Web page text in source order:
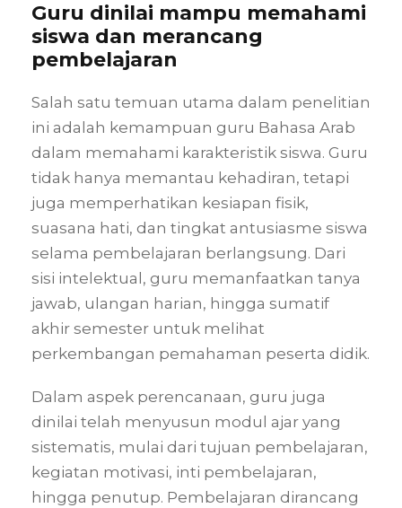
Guru dinilai mampu memahami
siswa dan merancang
pembelajaran
Salah satu temuan utama dalam penelitian
ini adalah kemampuan guru Bahasa Arab
dalam memahami karakteristik siswa. Guru
tidak hanya memantau kehadiran, tetapi
juga memperhatikan kesiapan fisik,
suasana hati, dan tingkat antusiasme siswa
selama pembelajaran berlangsung. Dari
sisi intelektual, guru memanfaatkan tanya
jawab, ulangan harian, hingga sumatif
akhir semester untuk melihat
perkembangan pemahaman peserta didik.
Dalam aspek perencanaan, guru juga
dinilai telah menyusun modul ajar yang
sistematis, mulai dari tujuan pembelajaran,
kegiatan motivasi, inti pembelajaran,
hingga penutup. Pembelajaran dirancang